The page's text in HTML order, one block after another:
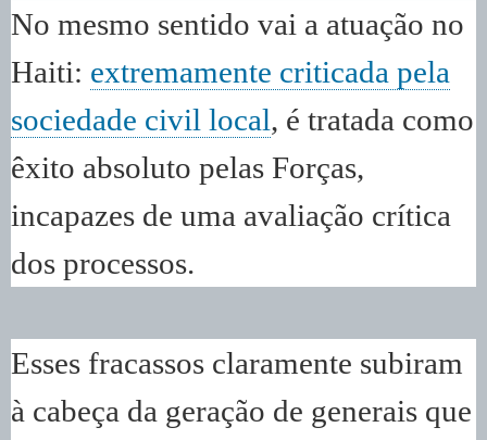
No mesmo sentido vai a atuação no
Haiti: extremamente criticada pela
sociedade civil local, é tratada como
êxito absoluto pelas Forças,
incapazes de uma avaliação crítica
dos processos.
Esses fracassos claramente subiram
à cabeça da geração de generais que